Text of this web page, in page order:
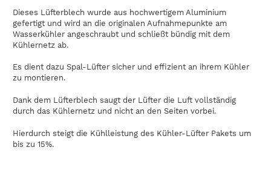
Dieses Lüfterblech wurde aus hochwertigem Aluminium
gefertigt und wird an die originalen Aufnahmepunkte am
Wasserkühler angeschraubt und schließt bündig mit dem
Kühlernetz ab.
Es dient dazu Spal-Lüfter sicher und effizient an ihrem Kühler
zu montieren.
Dank dem Lüfterblech saugt der Lüfter die Luft vollständig
durch das Kühlernetz und nicht an den Seiten vorbei.
Hierdurch steigt die Kühlleistung des Kühler-Lüfter Pakets um
bis zu 15%.